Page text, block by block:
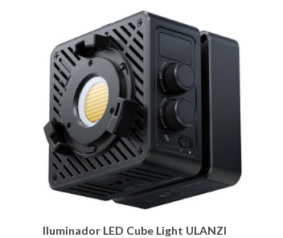
Iluminador LED Cube Light ULANZI